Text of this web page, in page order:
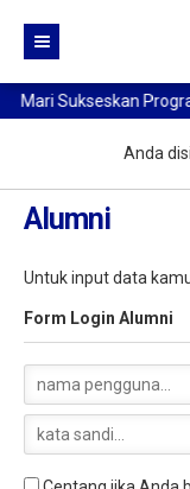
Beranda
Profil SMA Negeri 1
Kata Sambutan
Profil Sekolah
Data Alumni
Sukseskan Program
Anda
Alumni
Untuk input data
Form Login Alumni